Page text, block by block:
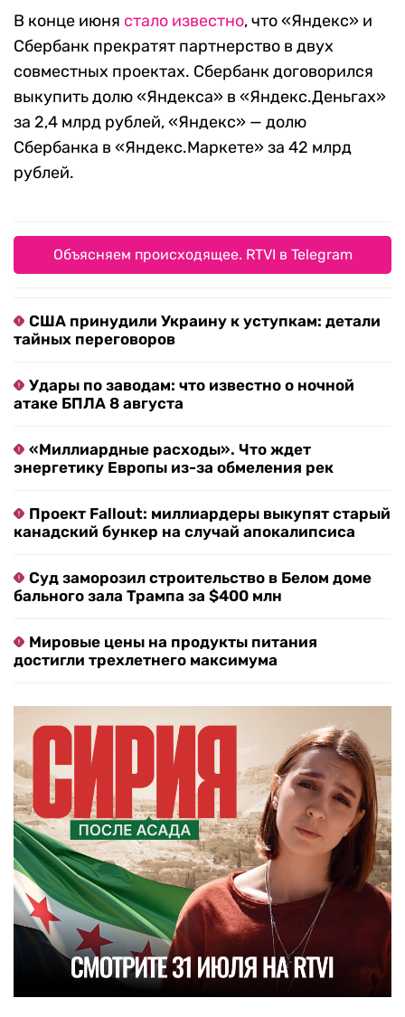
В конце июня стало известно, что «Яндекс» и
Сбербанк прекратят партнерство в двух
совместных проектах. Сбербанк договорился
выкупить долю «Яндекса» в «Яндекс.Деньгах»
за 2,4 млрд рублей, «Яндекс» — долю
Сбербанка в «Яндекс.Маркете» за 42 млрд
рублей.
Объясняем происходящее. RTVI в Telegram
США принудили Украину к уступкам: детали
тайных переговоров
Удары по заводам: что известно о ночной
атаке БПЛА 8 августа
«Миллиардные расходы». Что ждет
энергетику Европы из-за обмеления рек
Проект Fallout: миллиардеры выкупят старый
канадский бункер на случай апокалипсиса
Суд заморозил строительство в Белом доме
бального зала Трампа за $400 млн
Мировые цены на продукты питания
достигли трехлетнего максимума